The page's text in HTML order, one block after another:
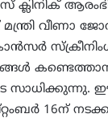
ക്ലിനിക്
വീണാ
സാധിക്കുന്നു.
16ന്